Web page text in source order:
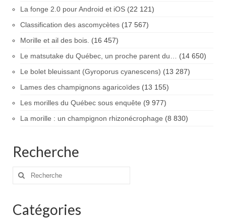
La fonge 2.0 pour Android et iOS (22 121)
Classification des ascomycètes (17 567)
Morille et ail des bois. (16 457)
Le matsutake du Québec, un proche parent du… (14 650)
Le bolet bleuissant (Gyroporus cyanescens) (13 287)
Lames des champignons agaricoïdes (13 155)
Les morilles du Québec sous enquête (9 977)
La morille : un champignon rhizonécrophage (8 830)
Recherche
Rechercher
Catégories